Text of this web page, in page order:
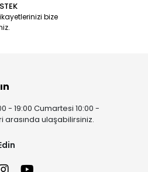
bize
- 19:00 Cumartesi 10:00 -
arasında ulaşabilirsiniz.